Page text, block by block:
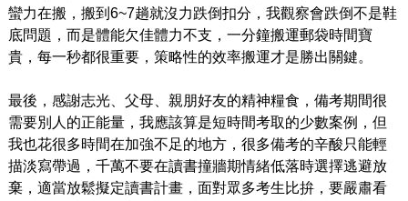
蠻力在搬，搬到6~7趟就沒力跌倒扣分，我觀察會跌倒不是鞋
底問題，而是體能欠佳體力不支，一分鐘搬運郵袋時間寶
貴，每一秒都很重要，策略性的效率搬運才是勝出關鍵。
最後，感謝志光、父母、親朋好友的精神糧食，備考期間很
需要別人的正能量，我應該算是短時間考取的少數案例，但
我也花很多時間在加強不足的地方，很多備考的辛酸只能輕
描淡寫帶過，千萬不要在讀書撞牆期情緒低落時選擇逃避放
棄，適當放鬆擬定讀書計畫，面對眾多考生比拚，要嚴肅看